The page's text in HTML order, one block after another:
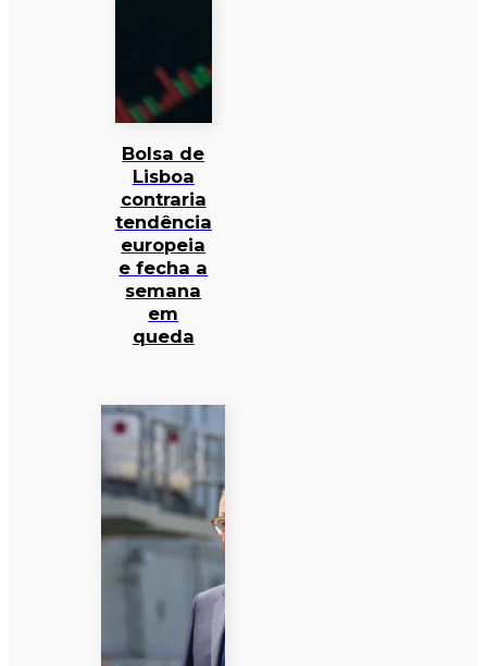
Bolsa de
Lisboa
contraria
tendência
europeia
e fecha a
semana
em
queda